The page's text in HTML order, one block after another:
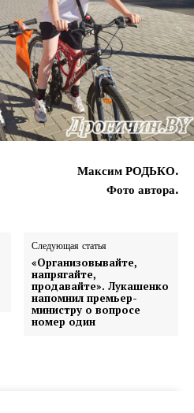
Максим РОДЬКО.
Фото автора.
Следующая статья
«Организовывайте,
напрягайте,
продавайте». Лукашенко
напомнил премьер-
министру о вопросе
номер один